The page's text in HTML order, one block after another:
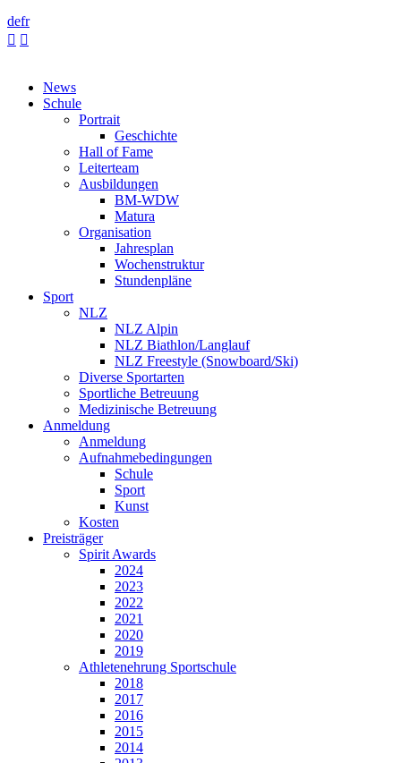
defr
 
News
Schule
Portrait
Geschichte
Hall of Fame
Leiterteam
Ausbildungen
BM-WDW
Matura
Organisation
Jahresplan
Wochenstruktur
Stundenpläne
Sport
NLZ
NLZ Alpin
NLZ Biathlon/Langlauf
NLZ Freestyle (Snowboard/Ski)
Diverse Sportarten
Sportliche Betreuung
Medizinische Betreuung
Anmeldung
Anmeldung
Aufnahmebedingungen
Schule
Sport
Kunst
Kosten
Preisträger
Spirit Awards
2024
2023
2022
2021
2020
2019
Athletenehrung Sportschule
2018
2017
2016
2015
2014